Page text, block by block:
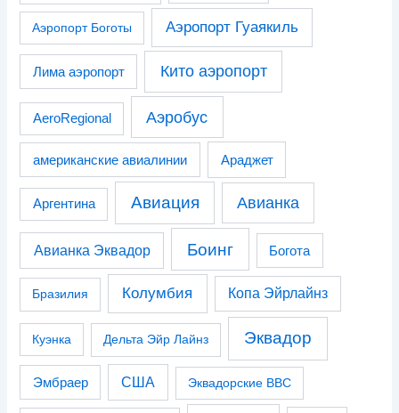
Аэропорт Боготы Аэропорт Гуаякиль
Лима аэропорт Кито аэропорт
AeroRegional Аэробус
американские авиалинии Араджет
Аргентина Авиация Авианка
Авианка Эквадор Боинг Богота
Бразилия Колумбия Копа Эйрлайнз
Куэнка Дельта Эйр Лайнз Эквадор
Эмбраер США Эквадорские ВВС